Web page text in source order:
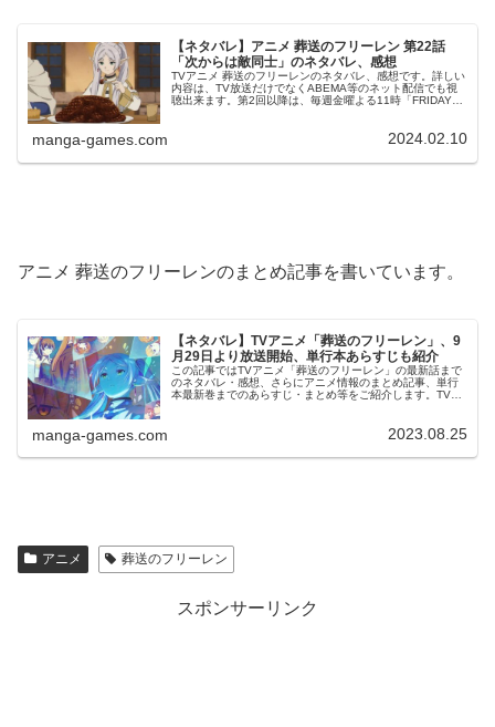
【ネタバレ】アニメ 葬送のフリーレン 第22話
「次からは敵同士」のネタバレ、感想
TVアニメ 葬送のフリーレンのネタバレ、感想です。詳しい
内容は、TV放送だけでなくABEMA等のネット配信でも視
聴出来ます。第2回以降は、毎週金曜よる11時「FRIDAY
manga-games.com 2024.02.10
アニメ 葬送のフリーレンのまとめ記事を書いています。
【ネタバレ】TVアニメ「葬送のフリーレン」、9
月29日より放送開始、単行本あらすじも紹介
この記事ではTVアニメ「葬送のフリーレン」の最新話まで
のネタバレ・感想、さらにアニメ情報のまとめ記事、単行
本最新巻までのあらすじ・まとめ等をご紹介します。TVア
manga-games.com 2023.08.25
アニメ 葬送のフリーレン
スポンサーリンク